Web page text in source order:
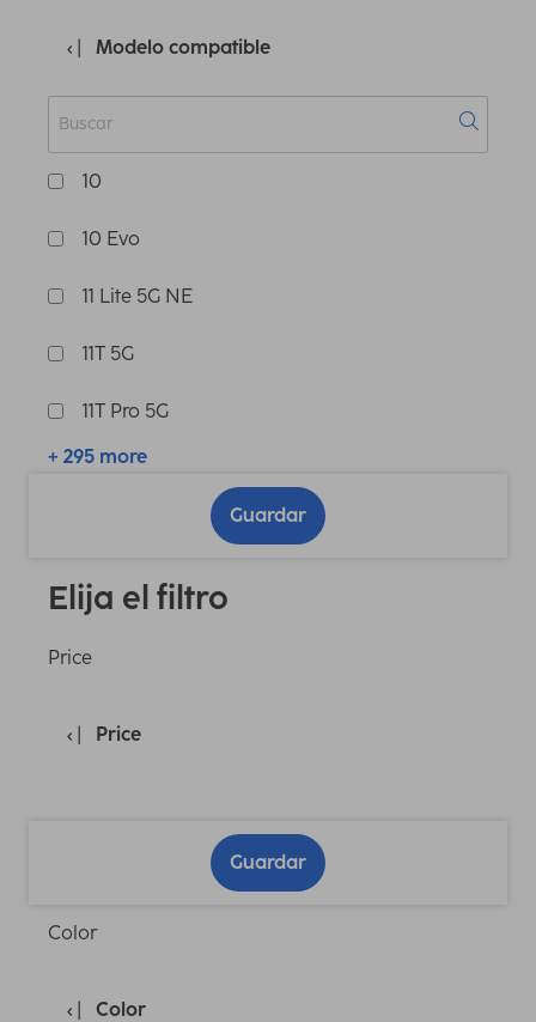
Modelo compatible
10
10 Evo
11 Lite 5G NE
11T 5G
11T Pro 5G
+ 295 more
Guardar
Elija el filtro
Price
Price
Guardar
Color
Color